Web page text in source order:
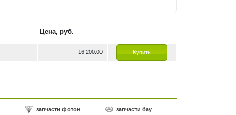
Цена, руб.
16 200.00 Купить
запчасти фотон запчасти бау